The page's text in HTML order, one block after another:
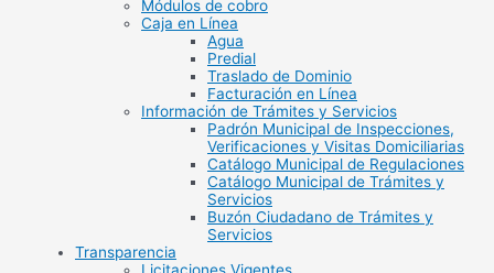
Módulos de cobro
Caja en Línea
Agua
Predial
Traslado de Dominio
Facturación en Línea
Información de Trámites y Servicios
Padrón Municipal de Inspecciones,
Verificaciones y Visitas Domiciliarias
Catálogo Municipal de Regulaciones
Catálogo Municipal de Trámites y
Servicios
Buzón Ciudadano de Trámites y
Servicios
Transparencia
Licitaciones Vigentes